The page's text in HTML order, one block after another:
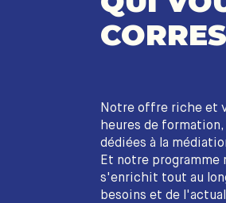
Notre offre riche et
heures de
dédiées à la
Et notre programme
s'enrichit tout au
besoins et de